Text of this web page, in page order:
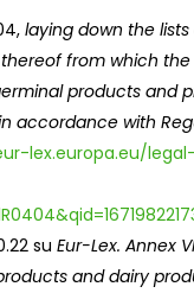
laying down the
from which
products and
accordance with
lex.europa.eu/legal-
su Eur-Lex. Annex
and dairy